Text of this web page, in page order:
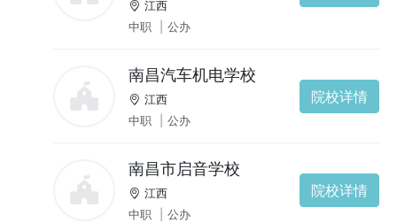
江西
中职
公办
南昌汽车机电学校
江西
中职
公办
院校详情
南昌市启音学校
江西
中职
公办
院校详情